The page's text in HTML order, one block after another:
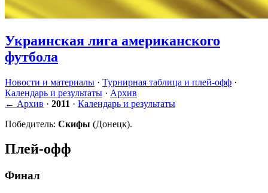
Украинская лига американского
футбола
Новости и материалы · Турнирная таблица и плей-офф ·
Календарь и результаты · Архив
← Архив · 2011 · Календарь и результаты
Победитель: Скифы (Донецк).
Плей-офф
Финал